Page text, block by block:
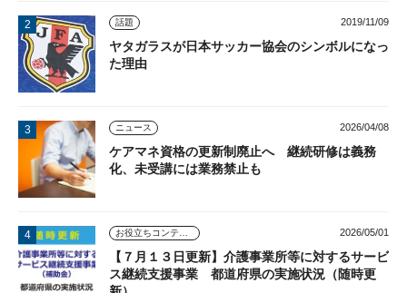
話題 2019/11/09
ヤタガラスが日本サッカー協会のシンボルになっ
た理由
ニュース 2026/04/08
ケアマネ資格の更新制廃止へ 継続研修は義務
化、未受講には業務禁止も
お役立ちコンテンツ 2026/05/01
【７月１３日更新】介護事業所等に対するサービ
ス継続支援事業 都道府県の実施状況（随時更